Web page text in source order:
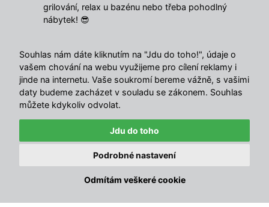
grilování, relax u bazénu nebo třeba pohodlný
nábytek! 😎
Souhlas nám dáte kliknutím na "Jdu do toho!", údaje o
vašem chování na webu využijeme pro cílení reklamy i
jinde na internetu. Vaše soukromí bereme vážně, s vašimi
daty budeme zacházet v souladu se zákonem. Souhlas
můžete kdykoliv odvolat.
Jdu do toho
Podrobné nastavení
Odmítám veškeré cookie
Stylový „žebříkový“ regál z bambusu – šikmé provedení,
které šetří místo a vypadá skvěle v koupelně i obýváku.
řešení do koupelny, předsíně i ložnice. Díky šikmé
konstrukci působí lehce a moderně, přitom nabídne dost
místa na ručníky, kosmetiku, košíky nebo dekorace.
Přírodní bambus dodá interiéru teplo a díkylakované
povrchové úpravě se regál snadno udržuje.
Výhody jsou jasné
Šikmé „ladder“ provedení– moderní vzhled a
úspora místa
5 polic– přehledný úložný prostor na každodenní
🔥
Právě zakoupeno · před 11 min
Zahradní domek na nářadí Avenberg 3.7 x 3 m
Jindřiška, Kovářská